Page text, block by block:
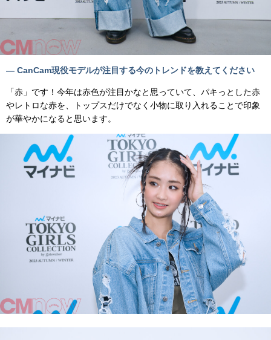
— CanCam現役モデルが注目する今のトレンドを教えてください
「赤」です！今年は赤色が注目かなと思っていて、パキっとした赤
やレトロな赤を、トップスだけでなく小物に取り入れることで印象
が華やかになると思います。